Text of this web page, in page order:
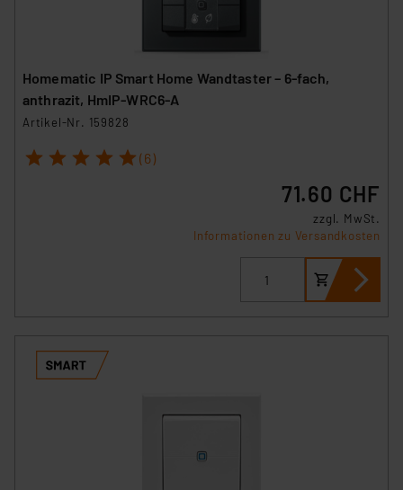
Homematic IP Smart Home Wandtaster – 6-fach,
anthrazit, HmIP-WRC6-A
Artikel-Nr. 159828
1 2 3 4 5 (6)
71.60 CHF
zzgl. MwSt.
Informationen zu Versandkosten